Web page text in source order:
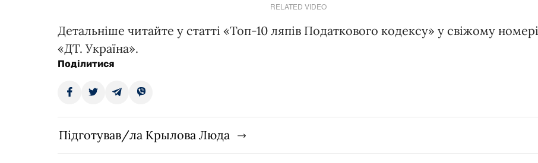
RELATED VIDEO
Детальніше читайте у статті «Топ-10 ляпів Податкового кодексу» у свіжому номері
«ДТ. Україна».
Поділитися
Підготував/ла Крылова Люда